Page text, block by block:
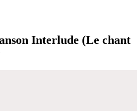
Interlude (Le chant